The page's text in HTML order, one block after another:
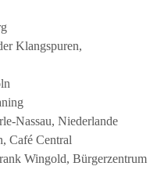
Klangspuren,
Nassau, Niederlande
Café Central
Wingold, Bürgerzentrum